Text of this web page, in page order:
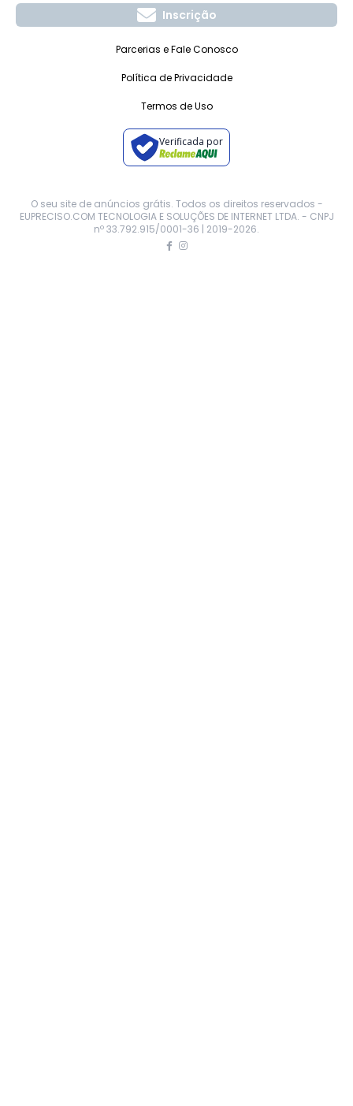
Inscrição
Parcerias e Fale Conosco
Política de Privacidade
Termos de Uso
Verificada por
O seu site de anúncios grátis. Todos os direitos reservados -
EUPRECISO.COM TECNOLOGIA E SOLUÇÕES DE INTERNET LTDA. - CNPJ
nº 33.792.915/0001-36 | 2019-2026.